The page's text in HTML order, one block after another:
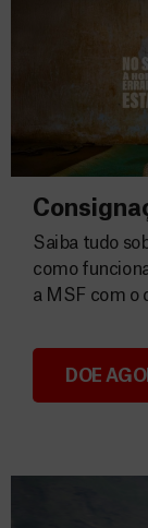
Saiba tudo
como
a MSF com o
DOE